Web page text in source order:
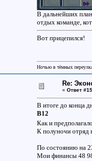
В дальнейших
отдых команде,
Вот прицепился!
Ночью в тёмных
Re:
« Ответ
В итоге до конца
B12
Как и
К полуночи отряд
По состоянию на
Мои финансы 48